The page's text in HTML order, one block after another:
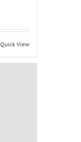
Quick View